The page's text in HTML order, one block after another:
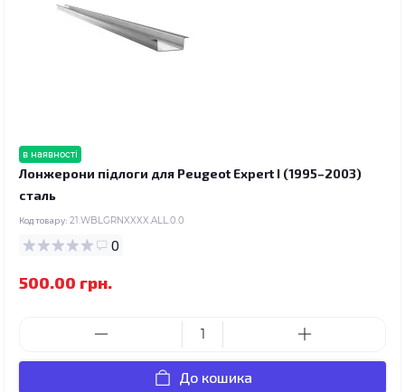
в наявності
Лонжерони підлоги для Peugeot Expert I (1995–2003)
сталь
Код товару: 21.WBLGRNXXXX.ALL.0.0
0
500.00 грн.
До кошика